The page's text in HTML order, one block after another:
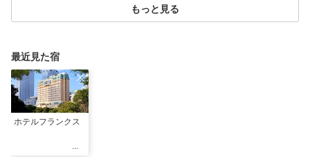
もっと見る
最近見た宿
ホテルフランクス